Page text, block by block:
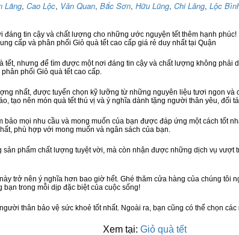
Lãng, Cao Lộc, Văn Quan, Bắc Sơn, Hữu Lũng, Chi Lăng, Lộc
đáng tin cậy và chất lượng cho những ước nguyện tết thêm hạnh phúc!
cấp và phân phối Giỏ quà tết cao cấp giá rẻ duy nhất tại Quận
tết, nhưng để tìm được một nơi đáng tin cậy và chất lượng không
phối Giỏ quà tết cao cấp.
nhất, được tuyển chọn kỹ lưỡng từ những nguyên liệu tươi ngon và
tạo nên món quà tết thú vị và ý nghĩa dành tặng người thân yêu, đối
mọi nhu cầu và mong muốn của bạn được đáp ứng một cách tốt
phù hợp với mong muốn và ngân sách của bạn.
phẩm chất lượng tuyệt vời, mà còn nhận được những dịch vụ vượt
trở nên ý nghĩa hơn bao giờ hết. Ghé thăm cửa hàng của chúng
trong mỗi dịp đặc biệt của cuộc sống!
thân bảo vệ sức khoẻ tốt nhất. Ngoài ra, bạn cũng có thể chọn các
Xem tại: Giỏ quà tết